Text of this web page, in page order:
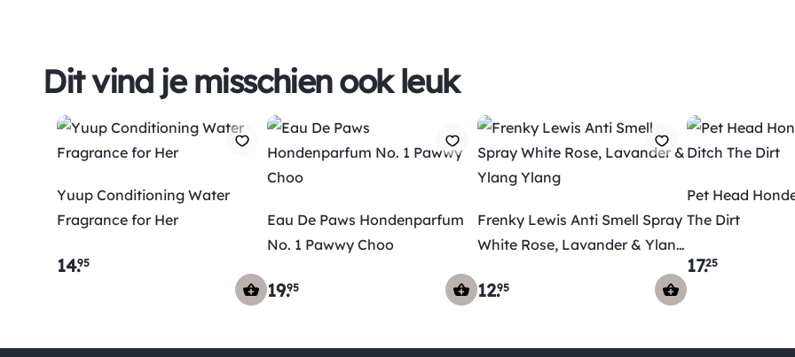
Dit vind je misschien ook leuk
Yuup Conditioning Water
Fragrance for Her
14.95
Eau De Paws Hondenparfum
No. 1 Pawwy Choo
19.95
Frenky Lewis Anti Smell Spray
White Rose, Lavander & Ylang
12.95
Pet Head
The Dirt
17.25